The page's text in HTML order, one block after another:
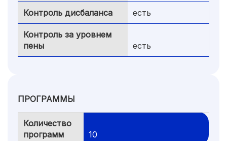
Контроль дисбаланса есть
Контроль за уровнем
пены
есть
ПРОГРАММЫ
Количество
программ
10